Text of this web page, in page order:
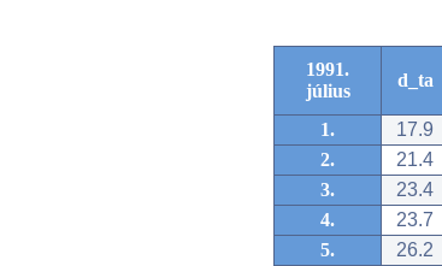
1991.
július
d_ta
1. 17.9
2.
21.4
3.
23.4
4.
23.7
5.
26.2